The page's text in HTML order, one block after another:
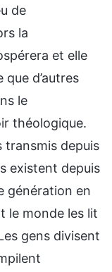
de
la
et elle
d’autres
le
théologique.
transmis depuis
existent depuis
génération en
le monde les lit
gens divisent